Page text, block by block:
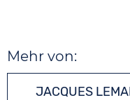
Mehr von:
JACQUES